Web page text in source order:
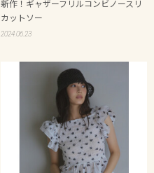
新作！ギャザーフリルコンビノースリ
カットソー
2024.06.23